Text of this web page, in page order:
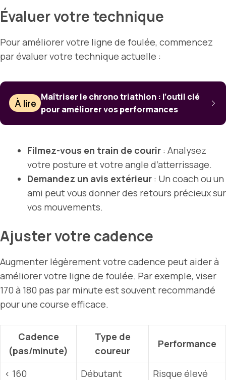
Évaluer votre technique
Pour améliorer votre ligne de foulée, commencez
par évaluer votre technique actuelle :
À lire
Maîtriser le chrono triathlon : l’outil clé
pour améliorer vos performances
Filmez-vous en train de courir : Analysez
votre posture et votre angle d’atterrissage.
Demandez un avis extérieur : Un coach ou un
ami peut vous donner des retours précieux sur
vos mouvements.
Ajuster votre cadence
Augmenter légèrement votre cadence peut aider à
améliorer votre ligne de foulée. Par exemple, viser
170 à 180 pas par minute est souvent recommandé
pour une course efficace.
Cadence
(pas/minute)
Type de
coureur
Performance
< 160 Débutant Risque élevé